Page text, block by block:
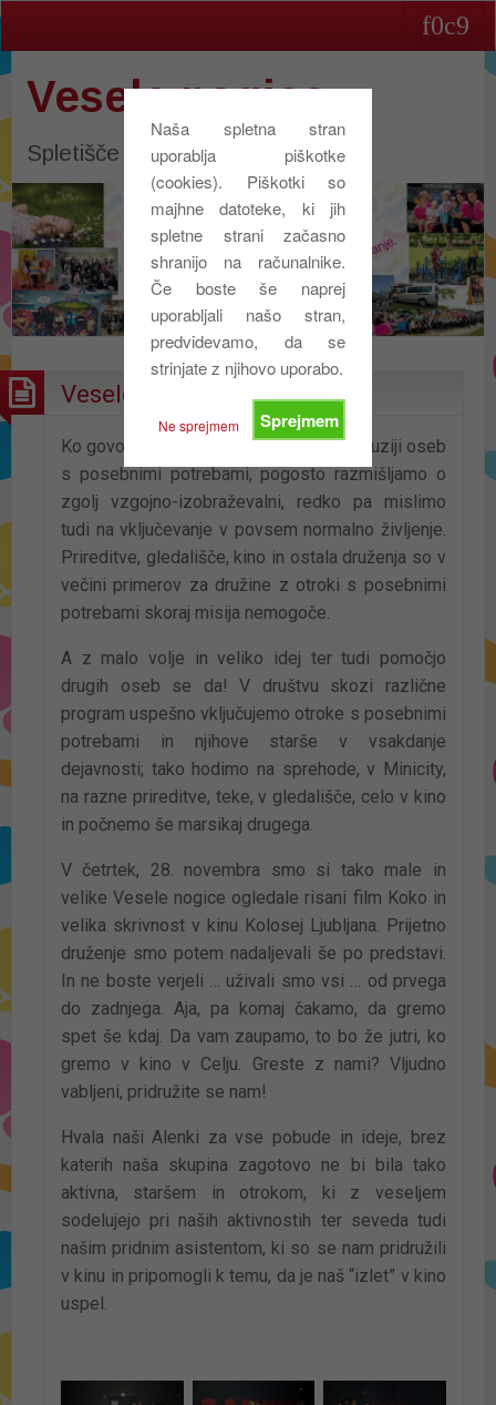
Naša spletna stran
uporablja piškotke
(cookies). Piškotki so
majhne datoteke, ki jih
spletne strani začasno
shranijo na računalnike.
Če boste še naprej
uporabljali našo stran,
predvidevamo, da se
strinjate z njihovo uporabo.
Sprejmem
Ne sprejmem
Vesele nogice
Spletišče društva Vesele nogice
Vesele nogice v kinu
Ko govorimo o vključevanju oziroma inkluziji oseb
s posebnimi potrebami, pogosto razmišljamo o
zgolj vzgojno-izobraževalni, redko pa mislimo
tudi na vključevanje v povsem normalno življenje.
Prireditve, gledališče, kino in ostala druženja so v
večini primerov za družine z otroki s posebnimi
potrebami skoraj misija nemogoče.
A z malo volje in veliko idej ter tudi pomočjo
drugih oseb se da! V društvu skozi različne
program uspešno vključujemo otroke s posebnimi
potrebami in njihove starše v vsakdanje
dejavnosti; tako hodimo na sprehode, v Minicity,
na razne prireditve, teke, v gledališče, celo v kino
in počnemo še marsikaj drugega.
V četrtek, 28. novembra smo si tako male in
velike Vesele nogice ogledale risani film Koko in
velika skrivnost v kinu Kolosej Ljubljana. Prijetno
druženje smo potem nadaljevali še po predstavi.
In ne boste verjeli … uživali smo vsi … od prvega
do zadnjega. Aja, pa komaj čakamo, da gremo
spet še kdaj. Da vam zaupamo, to bo že jutri, ko
gremo v kino v Celju. Greste z nami? Vljudno
vabljeni, pridružite se nam!
Hvala naši Alenki za vse pobude in ideje, brez
katerih naša skupina zagotovo ne bi bila tako
aktivna, staršem in otrokom, ki z veseljem
sodelujejo pri naših aktivnostih ter seveda tudi
našim pridnim asistentom, ki so se nam pridružili
v kinu in pripomogli k temu, da je naš “izlet” v kino
uspel.